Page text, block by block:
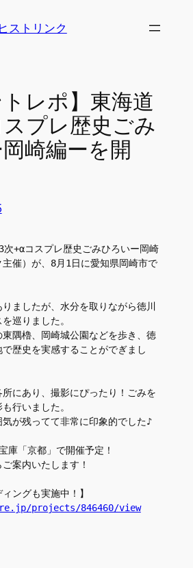
ストリンク
トレポ】東海道
スプレ歴史ごみ
崎編ーを開
次+αコスプレ歴史ごみひろいー岡崎
催）が、8月1日に愛知県岡崎市で
ましたが、水分を取りながら徳川
巡りました。
隅櫓、岡崎城公園などを歩き、徳
歴史を実感することがでぎまし
にあり、撮影にぴったり！ごみを
行いました。
が残ってて非常に印象的でした♪
庫「京都」で開催予定！
案内いたします！
ングも実施中！】
projects/846460/view